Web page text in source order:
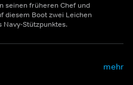
seinen früheren Chef und
diesem Boot zwei Leichen
Navy-Stützpunktes.
mehr